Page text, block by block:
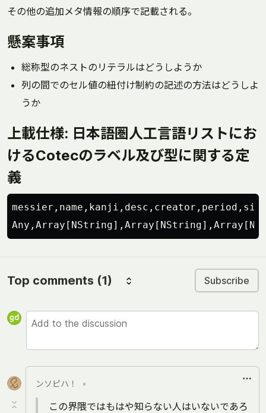
その他の追加メタ情報の順序で記載される。
懸案事項
総称型のネストのリテラルはどうしようか
列の間でのセル値の紐付け制約の記述の方法はどうしよ
うか
上載仕様: 日本語圏人工言語リストにお
けるCotecのラベル及び型に関する定
義
Top comments (1) Subscribe
ンソピハ！ •
この界隈ではもはや知らない人はいないであろ